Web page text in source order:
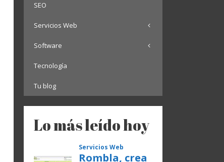
SEO
Servicios Web
Software
Tecnología
Tu blog
Lo más leído hoy